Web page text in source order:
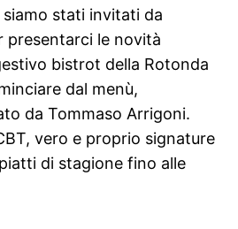
stati invitati da
presentarci le novità
bistrot della Rotonda
dal menù,
da Tommaso Arrigoni.
vero e proprio signature
di stagione fino alle